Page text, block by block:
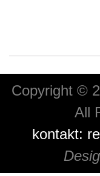
Copyright ©
All
kontakt: